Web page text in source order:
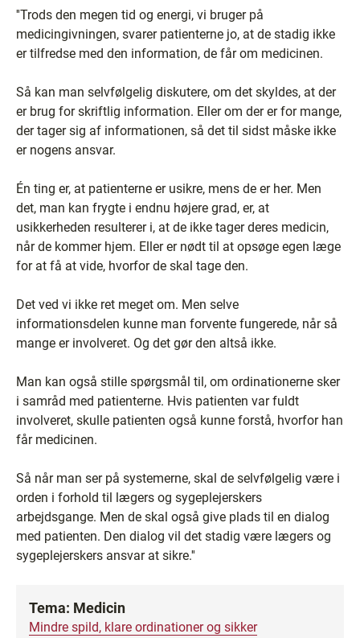
''Trods den megen tid og energi, vi bruger på
medicingivningen, svarer patienterne jo, at de stadig ikke
er tilfredse med den information, de får om medicinen.
Så kan man selvfølgelig diskutere, om det skyldes, at der
er brug for skriftlig information. Eller om der er for mange,
der tager sig af informationen, så det til sidst måske ikke
er nogens ansvar.
Én ting er, at patienterne er usikre, mens de er her. Men
det, man kan frygte i endnu højere grad, er, at
usikkerheden resulterer i, at de ikke tager deres medicin,
når de kommer hjem. Eller er nødt til at opsøge egen læge
for at få at vide, hvorfor de skal tage den.
Det ved vi ikke ret meget om. Men selve
informationsdelen kunne man forvente fungerede, når så
mange er involveret. Og det gør den altså ikke.
Man kan også stille spørgsmål til, om ordinationerne sker
i samråd med patienterne. Hvis patienten var fuldt
involveret, skulle patienten også kunne forstå, hvorfor han
får medicinen.
Så når man ser på systemerne, skal de selvfølgelig være i
orden i forhold til lægers og sygeplejerskers
arbejdsgange. Men de skal også give plads til en dialog
med patienten. Den dialog vil det stadig være lægers og
sygeplejerskers ansvar at sikre.''
Tema: Medicin
Mindre spild, klare ordinationer og sikker